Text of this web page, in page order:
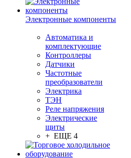
Электронные компоненты
Автоматика и
комплектующие
Контроллеры
Датчики
Частотные
преобразователи
Электрика
ТЭН
Реле напряжения
Электрические
щиты
+ ЕЩЕ 4